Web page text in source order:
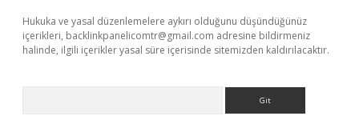
Hukuka ve yasal düzenlemelere aykırı olduğunu düşündüğünüz
içerikleri, backlinkpanelicomtr@gmail.com adresine bildirmeniz
halinde, ilgili içerikler yasal süre içerisinde sitemizden kaldırılacaktır.